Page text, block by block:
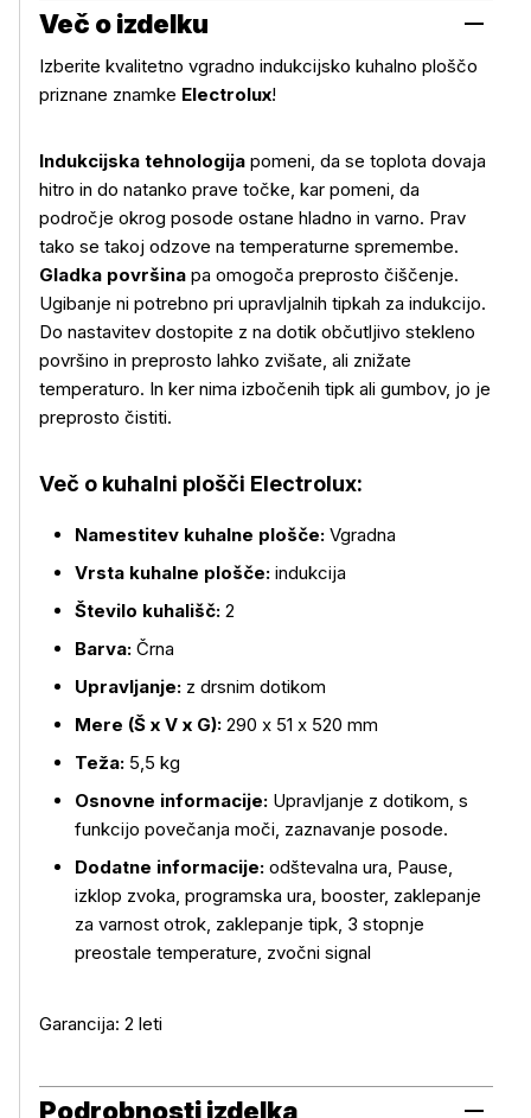
Več o izdelku
Izberite kvalitetno vgradno indukcijsko kuhalno ploščo
priznane znamke Electrolux!
Indukcijska tehnologija pomeni, da se toplota dovaja
hitro in do natanko prave točke, kar pomeni, da
področje okrog posode ostane hladno in varno. Prav
tako se takoj odzove na temperaturne spremembe.
Gladka površina pa omogoča preprosto čiščenje.
Ugibanje ni potrebno pri upravljalnih tipkah za indukcijo.
Do nastavitev dostopite z na dotik občutljivo stekleno
površino in preprosto lahko zvišate, ali znižate
temperaturo. In ker nima izbočenih tipk ali gumbov, jo je
preprosto čistiti.
Več o kuhalni plošči Electrolux:
Namestitev kuhalne plošče: Vgradna
Vrsta kuhalne plošče: indukcija
Število kuhališč: 2
Barva: Črna
Upravljanje: z drsnim dotikom
Mere (Š x V x G): 290 x 51 x 520 mm
Teža: 5,5 kg
Osnovne informacije: Upravljanje z dotikom, s
funkcijo povečanja moči, zaznavanje posode.
Dodatne informacije: odštevalna ura, Pause,
izklop zvoka, programska ura, booster, zaklepanje
za varnost otrok, zaklepanje tipk, 3 stopnje
preostale temperature, zvočni signal
Garancija: 2 leti
Podrobnosti izdelka